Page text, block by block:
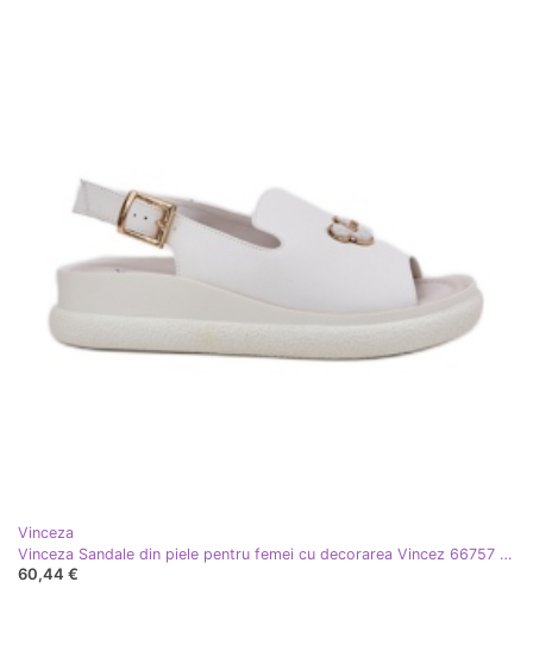
Vinceza
Vinceza Sandale din piele pentru femei cu decorarea Vincez 66757 White alb
60,44 €